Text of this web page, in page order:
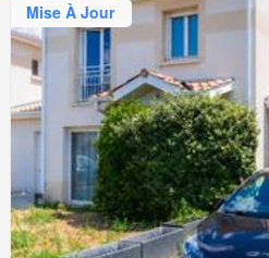
Mise À Jour